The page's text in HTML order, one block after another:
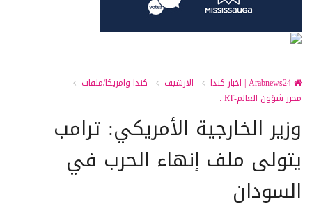
الارشيف
كندا وامريكا/ملفات
محرر شؤون العالم-RT :
وزير الخارجية الأمريكي: ترامب
يتولى ملف إنهاء الحرب في
السودان